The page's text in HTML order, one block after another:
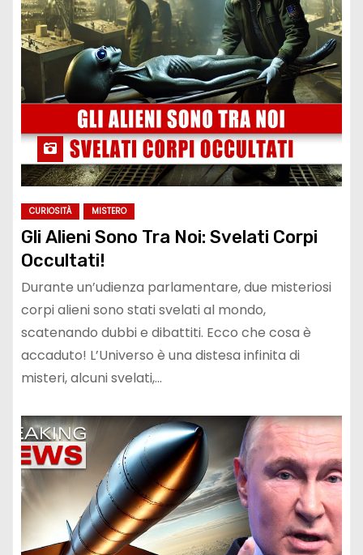
CURIOSITÀ MISTERO
Gli Alieni Sono Tra Noi: Svelati Corpi
Occultati!
Durante un’udienza parlamentare, due misteriosi
corpi alieni sono stati svelati al mondo,
scatenando dubbi e dibattiti. Ecco che cosa è
accaduto! L’Universo è una distesa infinita di
misteri, alcuni svelati,…